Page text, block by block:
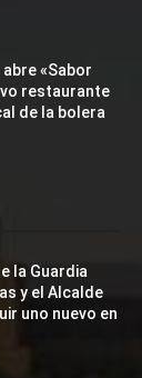
«Sabor
restaurante
de la bolera
la Guardia
y el Alcalde
uno nuevo en